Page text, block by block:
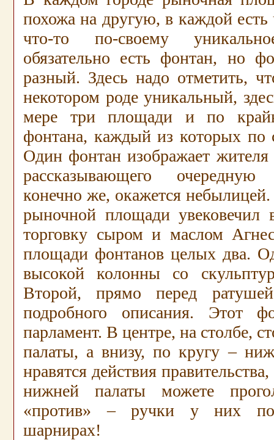
похожа на другую, в каждой есть
что-то по-своему
обязательно есть фонтан, но
разный. Здесь надо отметить,
некотором роде уникальный,
мере три площади и по
фонтана, каждый из которых по
Один фонтан изображает жителя
рассказывающего
конечно же, окажется
рыночной площади увековечил
торговку сыром и маслом
площади фонтанов целых два.
высокой колонны со
Второй, прямо перед
подробного описания. Этот
парламент. В центре, на столбе,
палаты, а внизу, по кругу –
нравятся действия
нижней палаты можете
«против» – ручки у них
шарнирах!